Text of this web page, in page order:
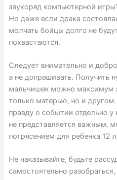
звукоряд компьютерной
Но даже если драка
молчать бойцы долго не
похвастаются.
Следует внимательно и
а не допрашивать. Получить
мальчишек можно максимум
только матерью, но и
правду о событии отдельно у
не представляется важным,
потрясением для ребенка 12
Не наказывайте, будьте
самостоятельно